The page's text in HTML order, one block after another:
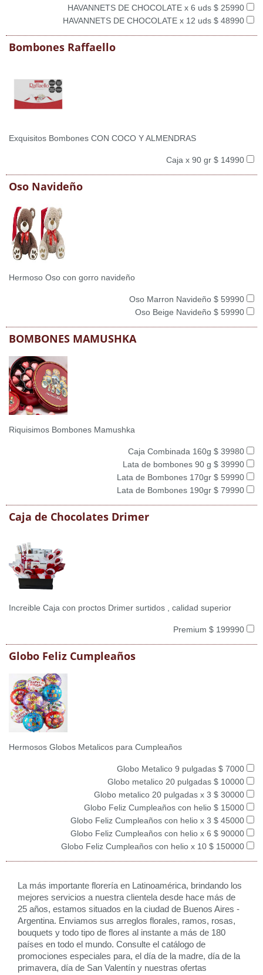
HAVANNETS DE CHOCOLATE x 6 uds $ 25990
HAVANNETS DE CHOCOLATE x 12 uds $ 48990
Bombones Raffaello
Exquisitos Bombones CON COCO Y ALMENDRAS
Caja x 90 gr $ 14990
Oso Navideño
Hermoso Oso con gorro navideño
Oso Marron Navideño $ 59990
Oso Beige Navideño $ 59990
BOMBONES MAMUSHKA
Riquisimos Bombones Mamushka
Caja Combinada 160g $ 39980
Lata de bombones 90 g $ 39990
Lata de Bombones 170gr $ 59990
Lata de Bombones 190gr $ 79990
Caja de Chocolates Drimer
Increible Caja con proctos Drimer surtidos , calidad superior
Premium $ 199990
Globo Feliz Cumpleaños
Hermosos Globos Metalicos para Cumpleaños
Globo Metalico 9 pulgadas $ 7000
Globo metalico 20 pulgadas $ 10000
Globo metalico 20 pulgadas x 3 $ 30000
Globo Feliz Cumpleaños con helio $ 15000
Globo Feliz Cumpleaños con helio x 3 $ 45000
Globo Feliz Cumpleaños con helio x 6 $ 90000
Globo Feliz Cumpleaños con helio x 10 $ 150000
La más importante florería en Latinoamérica, brindando los
mejores servicios a nuestra clientela desde hace más de
25 años, estamos situados en la ciudad de Buenos Aires -
Argentina. Enviamos sus arreglos florales, ramos, rosas,
bouquets y todo tipo de flores al instante a más de 180
países en todo el mundo. Consulte el catálogo de
promociones especiales para, el día de la madre, día de la
primavera, día de San Valentín y nuestras ofertas